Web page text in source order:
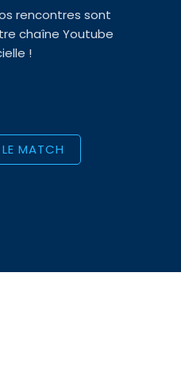
rencontres sont
chaîne Youtube
!
MATCH